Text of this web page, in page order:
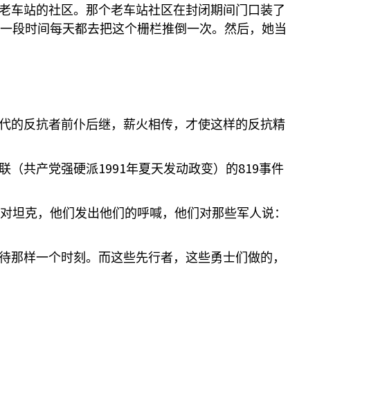
车站的社区。那个老车站社区在封闭期间门口装了
段时间每天都去把这个栅栏推倒一次。然后，她当
的反抗者前仆后继，薪火相传，才使这样的反抗精
（共产党强硬派1991年夏天发动政变）的819事件
克，他们发出他们的呼喊，他们对那些军人说：
样一个时刻。而这些先行者，这些勇士们做的，